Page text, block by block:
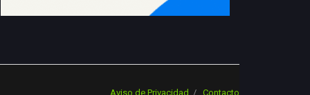
Aviso de Privacidad Contacto